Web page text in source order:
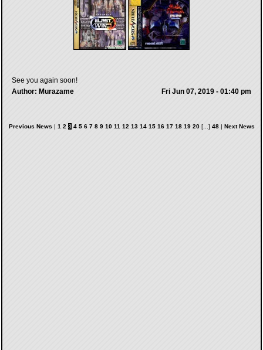
See you again soon!
Author: Murazame
Fri Jun 07, 2019 - 01:40 pm
Previous News| 1 2 3 4 5 6 7 8 9 10 11 12 13 14 15 16 17 18 19 20[...] 48| Next News